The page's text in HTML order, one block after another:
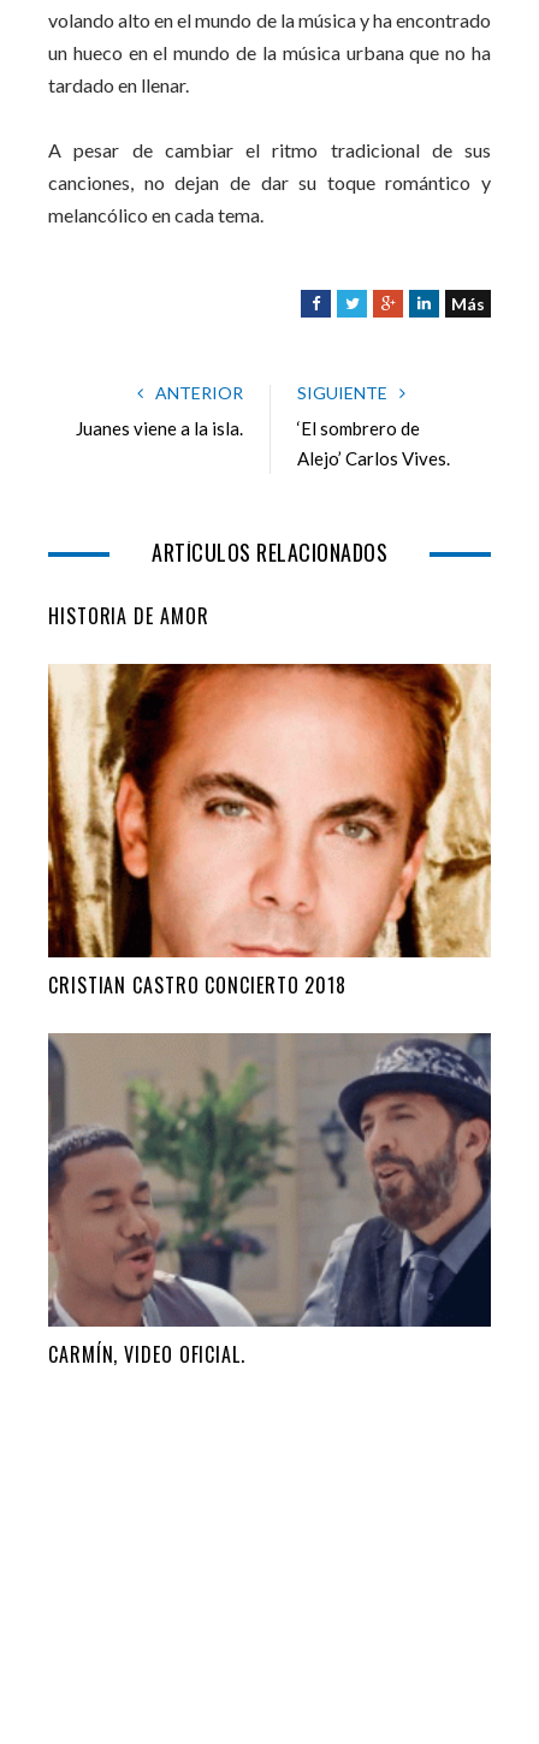
volando alto en el mundo de la música y ha encontrado
un hueco en el mundo de la música urbana que no ha
tardado en llenar.
A pesar de cambiar el ritmo tradicional de sus
canciones, no dejan de dar su toque romántico y
melancólico en cada tema.
F
e
o
T
t
r
G
g
+
L
I
Más
ANTERIOR
Juanes viene a la isla.
SIGUIENTE
‘El sombrero de
Alejo’ Carlos Vives.
ARTÍCULOS RELACIONADOS
HISTORIA DE AMOR
CRISTIAN CASTRO CONCIERTO 2018
CARMÍN, VIDEO OFICIAL.